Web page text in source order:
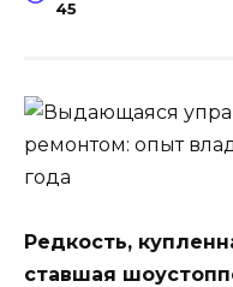
45
Редкость,
ставшая